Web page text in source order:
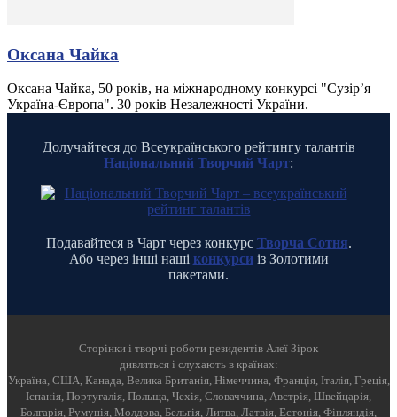
Оксана Чайка
Оксана Чайка, 50 років, на міжнародному конкурсі "Сузір’я
Україна-Європа". 30 років Незалежності України.
Долучайтеся до Всеукраїнського рейтингу талантів
Національний Творчий Чарт:
Подавайтеся в Чарт через конкурс Творча Сотня.
Або через інші наші конкурсиіз Золотими
пакетами.
Cторінки і творчі роботи резидентів Алеї Зірок
дивляться і слухають в країнах:
Україна, США, Канада, Велика Британія, Німеччина, Франція, Італія, Греція,
Іспанія, Португалія, Польща, Чехія, Словаччина, Австрія, Швейцарія,
Болгарія, Румунія, Молдова, Бельгія, Литва, Латвія, Естонія, Фінляндія,